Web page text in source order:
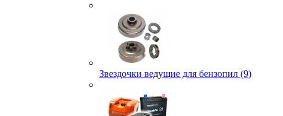
Звездочки ведущие для бензопил (9)